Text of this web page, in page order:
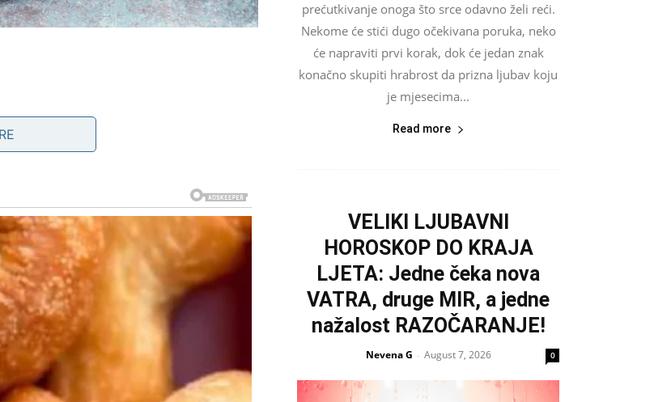
prećutkivanje onoga što srce odavno želi reći.
Nekome će stići dugo očekivana poruka, neko
će napraviti prvi korak, dok će jedan znak
konačno skupiti hrabrost da prizna ljubav koju
je mjesecima...
Read more
VELIKI LJUBAVNI
HOROSKOP DO KRAJA
LJETA: Jedne čeka nova
VATRA, druge MIR, a jedne
nažalost RAZOČARANJE!
Nevena G - August 7, 2026 0